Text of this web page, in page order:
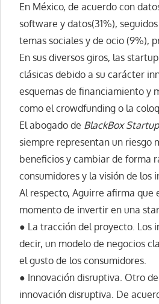
En México, de acuerdo con
software y datos(31%),
temas sociales y de ocio (9%),
En sus diversos giros, las
clásicas debido a su carácter
esquemas de financiamiento y
como el crowdfunding o la
El abogado de BlackBox
siempre representan un riesgo
beneficios y cambiar de forma
consumidores y la visión de los
Al respecto, Aguirre afirma que
momento de invertir en una
● La tracción del proyecto. Los
decir, un modelo de negocios
el gusto de los consumidores.
● Innovación disruptiva. Otro
innovación disruptiva. De